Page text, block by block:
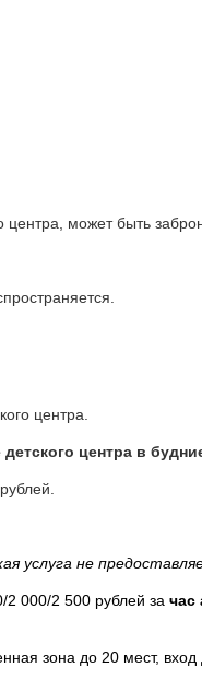
может быть
центра.
детского центра в
не
000/2 500 рублей за час
зона до 20 мест, вход